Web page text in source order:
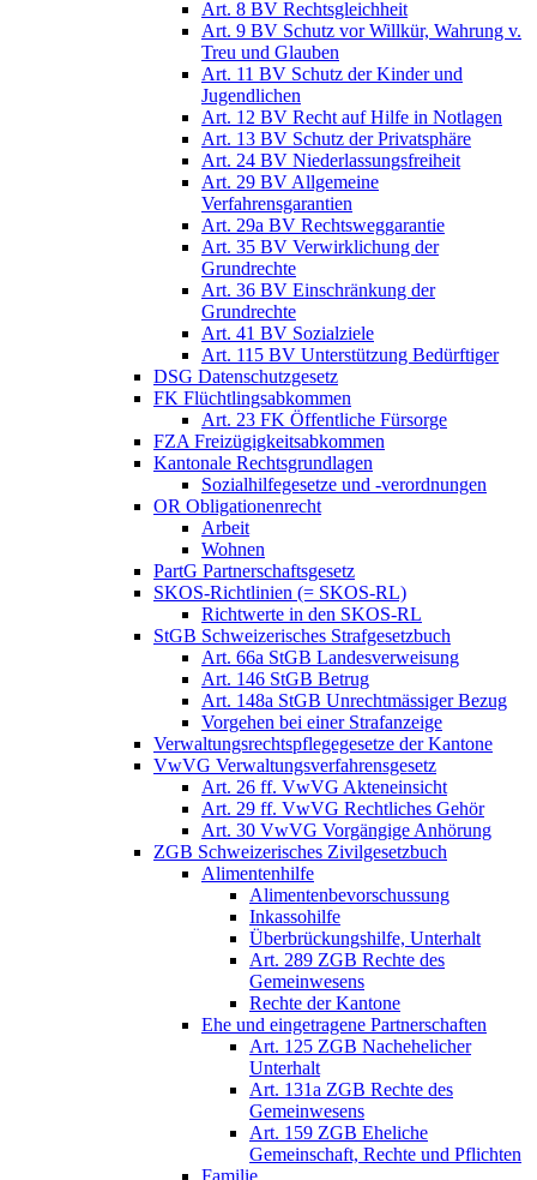
Art. 8 BV Rechtsgleichheit
Art. 9 BV Schutz vor Willkür, Wahrung v.
Treu und Glauben
Art. 11 BV Schutz der Kinder und
Jugendlichen
Art. 12 BV Recht auf Hilfe in Notlagen
Art. 13 BV Schutz der Privatsphäre
Art. 24 BV Niederlassungsfreiheit
Art. 29 BV Allgemeine
Verfahrensgarantien
Art. 29a BV Rechtsweggarantie
Art. 35 BV Verwirklichung der
Grundrechte
Art. 36 BV Einschränkung der
Grundrechte
Art. 41 BV Sozialziele
Art. 115 BV Unterstützung Bedürftiger
DSG Datenschutzgesetz
FK Flüchtlingsabkommen
Art. 23 FK Öffentliche Fürsorge
FZA Freizügigkeitsabkommen
Kantonale Rechtsgrundlagen
Sozialhilfegesetze und -verordnungen
OR Obligationenrecht
Arbeit
Wohnen
PartG Partnerschaftsgesetz
SKOS-Richtlinien (= SKOS-RL)
Richtwerte in den SKOS-RL
StGB Schweizerisches Strafgesetzbuch
Art. 66a StGB Landesverweisung
Art. 146 StGB Betrug
Art. 148a StGB Unrechtmässiger Bezug
Vorgehen bei einer Strafanzeige
Verwaltungsrechtspflegegesetze der Kantone
VwVG Verwaltungsverfahrensgesetz
Art. 26 ff. VwVG Akteneinsicht
Art. 29 ff. VwVG Rechtliches Gehör
Art. 30 VwVG Vorgängige Anhörung
ZGB Schweizerisches Zivilgesetzbuch
Alimentenhilfe
Alimentenbevorschussung
Inkassohilfe
Überbrückungshilfe, Unterhalt
Art. 289 ZGB Rechte des
Gemeinwesens
Rechte der Kantone
Ehe und eingetragene Partnerschaften
Art. 125 ZGB Nachehelicher
Unterhalt
Art. 131a ZGB Rechte des
Gemeinwesens
Art. 159 ZGB Eheliche
Gemeinschaft, Rechte und Pflichten
Familie